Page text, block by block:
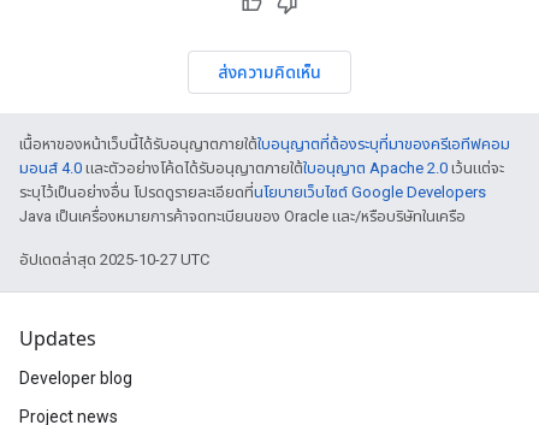
ส่งความคิดเห็น
เนื้อหาของหน้าเว็บนี้ได้รับอนุญาตภายใต้ใบอนุญาตที่ต้องระบุที่มาของครีเอทีฟคอม
มอนส์ 4.0 และตัวอย่างโค้ดได้รับอนุญาตภายใต้ใบอนุญาต Apache 2.0 เว้นแต่จะ
ระบุไว้เป็นอย่างอื่น โปรดดูรายละเอียดที่นโยบายเว็บไซต์ Google Developers
Java เป็นเครื่องหมายการค้าจดทะเบียนของ Oracle และ/หรือบริษัทในเครือ
อัปเดตล่าสุด 2025-10-27 UTC
Updates
Developer blog
Project news